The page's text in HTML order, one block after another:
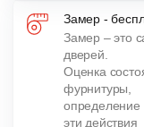
Замер -
Замер – это
дверей.
Оценка
фурнитуры,
определение
эти действия